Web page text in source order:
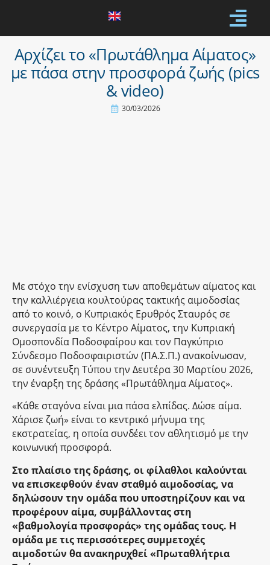
Αρχίζει το «Πρωτάθλημα Αίματος»
με πάσα στην προσφορά ζωής (pics
& video)
30/03/2026
Με στόχο την ενίσχυση των αποθεμάτων αίματος και
την καλλιέργεια κουλτούρας τακτικής αιμοδοσίας
από το κοινό, ο Κυπριακός Ερυθρός Σταυρός σε
συνεργασία με το Κέντρο Αίματος, την Κυπριακή
Ομοσπονδία Ποδοσφαίρου και τον Παγκύπριο
Σύνδεσμο Ποδοσφαιριστών (ΠΑ.Σ.Π.) ανακοίνωσαν,
σε συνέντευξη Τύπου την Δευτέρα 30 Μαρτίου 2026,
την έναρξη της δράσης «Πρωτάθλημα Αίματος».
«Κάθε σταγόνα είναι μια πάσα ελπίδας. Δώσε αίμα.
Χάρισε ζωή» είναι το κεντρικό μήνυμα της
εκστρατείας, η οποία συνδέει τον αθλητισμό με την
κοινωνική προσφορά.
Στο πλαίσιο της δράσης, οι φίλαθλοι καλούνται
να επισκεφθούν έναν σταθμό αιμοδοσίας, να
δηλώσουν την ομάδα που υποστηρίζουν και να
προφέρουν αίμα, συμβάλλοντας στη
«βαθμολογία προσφοράς» της ομάδας τους. Η
ομάδα με τις περισσότερες συμμετοχές
αιμοδοτών θα ανακηρυχθεί «Πρωταθλήτρια